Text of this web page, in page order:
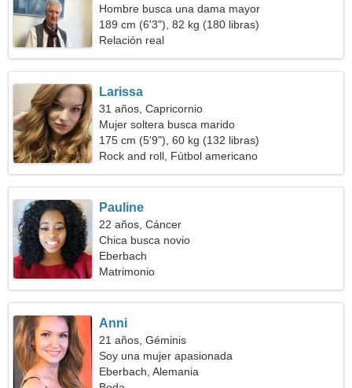
Hombre busca una dama mayor
189 cm (6'3"), 82 kg (180 libras)
Relación real
Larissa
31 años, Capricornio
Mujer soltera busca marido
175 cm (5'9"), 60 kg (132 libras)
Rock and roll, Fútbol americano
Pauline
22 años, Cáncer
Chica busca novio
Eberbach
Matrimonio
Anni
21 años, Géminis
Soy una mujer apasionada
Eberbach, Alemania